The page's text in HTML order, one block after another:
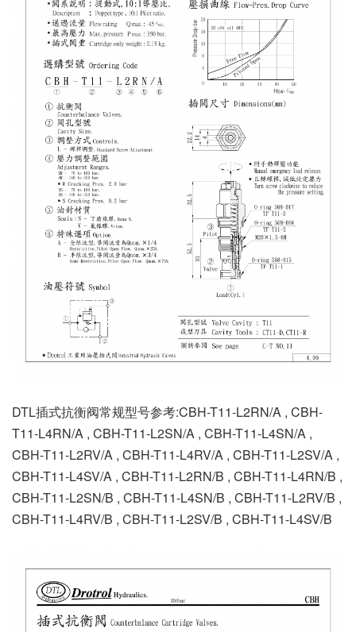
DTL插式抗衡阀常规型号参考:CBH-T11-L2RN/A , CBH-
T11-L4RN/A , CBH-T11-L2SN/A , CBH-T11-L4SN/A ,
CBH-T11-L2RV/A , CBH-T11-L4RV/A , CBH-T11-L2SV/A ,
CBH-T11-L4SV/A , CBH-T11-L2RN/B , CBH-T11-L4RN/B ,
CBH-T11-L2SN/B , CBH-T11-L4SN/B , CBH-T11-L2RV/B ,
CBH-T11-L4RV/B , CBH-T11-L2SV/B , CBH-T11-L4SV/B